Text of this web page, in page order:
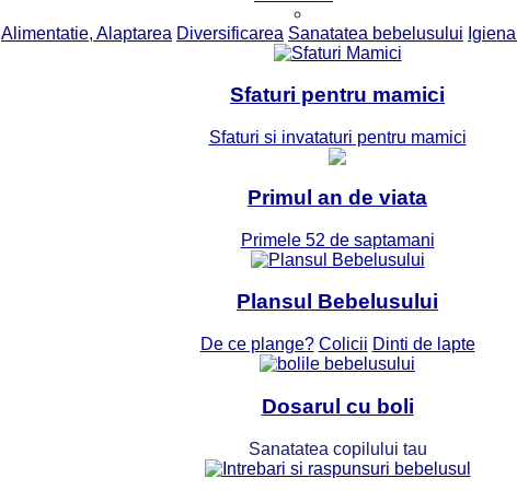
Alimentatie, Alaptarea Diversificarea Sanatatea bebelusului
Sfaturi pentru mamici
Sfaturi si invataturi pentru mamici
Primul an de viata
Primele 52 de saptamani
Plansul Bebelusului
De ce plange? Colicii Dinti de lapte
Dosarul cu boli
Sanatatea copilului tau